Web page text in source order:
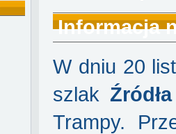
Informacja
W dniu 20
szlak
Trampy.